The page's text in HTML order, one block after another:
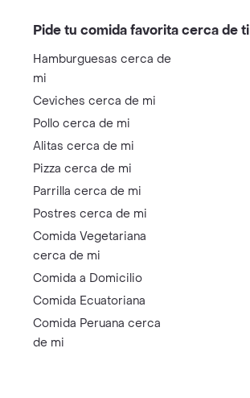
Pide tu comida favorita cerca de ti
Hamburguesas cerca de
mi
Ceviches cerca de mi
Pollo cerca de mi
Alitas cerca de mi
Pizza cerca de mi
Parrilla cerca de mi
Postres cerca de mi
Comida Vegetariana
cerca de mi
Comida a Domicilio
Comida Ecuatoriana
Comida Peruana cerca
de mi